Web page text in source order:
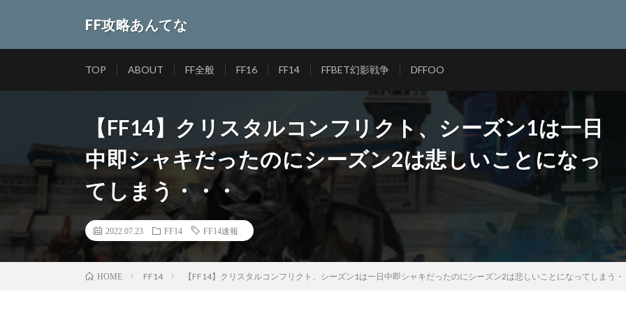
FF攻略あんてな
TOP ABOUT FF全般 FF16 FF14 FFBET幻影戦争 DFFOO
【FF14】クリスタルコンフリクト、シーズン1は一日
中即シャキだったのにシーズン2は悲しいことになっ
てしまう・・・
2022.07.23 FF14 FF14速報
HOME FF14 【FF14】クリスタルコンフリクト、シーズン1は一日中即シャキだったのにシーズン2は悲しいことになってしまう・